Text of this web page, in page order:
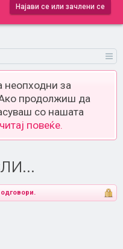
Најави се или зачлени се
неопходни за
продолжиш да
со нашата
повеќе.